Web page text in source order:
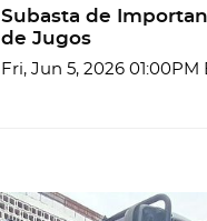
Subasta de
de Jugos
Fri, Jun 5, 2026 01:00PM